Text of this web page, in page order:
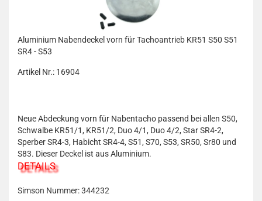
Aluminium Nabendeckel vorn für Tachoantrieb KR51 S50 S51
SR4 - S53
Artikel Nr.: 16904
Neue Abdeckung vorn für Nabentacho passend bei allen S50,
Schwalbe KR51/1, KR51/2, Duo 4/1, Duo 4/2, Star SR4-2,
Sperber SR4-3, Habicht SR4-4, S51, S70, S53, SR50, Sr80 und
S83. Dieser Deckel ist aus Aluminium.
DETAILS
Simson Nummer: 344232